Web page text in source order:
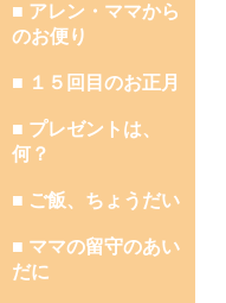
■ アレン・ママから
のお便り
■ １５回目のお正月
■ プレゼントは、
何？
■ ご飯、ちょうだい
■ ママの留守のあい
だに